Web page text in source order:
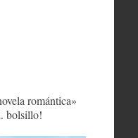
romántica»
bolsillo!